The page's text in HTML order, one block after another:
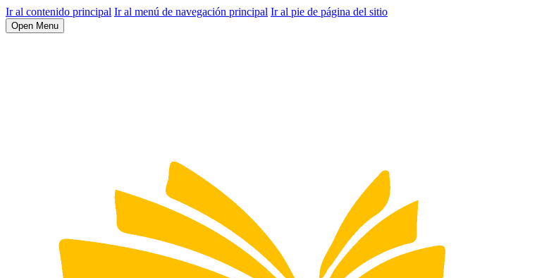
Ir al contenido principal Ir al menú de navegación principal Ir al pie de página del sitio
Open Menu